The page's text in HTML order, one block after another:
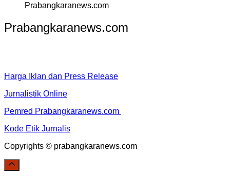
Prabangkaranews.com
Prabangkaranews.com
Harga Iklan dan Press Release
Jurnalistik Online
Pemred Prabangkaranews.com
Kode Etik Jurnalis
Copyrights © prabangkaranews.com